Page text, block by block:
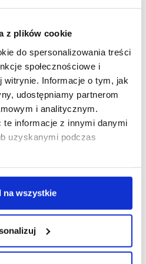
z plików cookie
do spersonalizowania treści
społecznościowe i
witrynie. Informacje o tym, jak
udostępniamy partnerom
i analitycznym.
te informacje z innymi danymi
uzyskanymi podczas
na wszystkie
warto się upewnić. ;)
nie pasuje, to czy mogę ją
maty na
"kolor + wzór" dla
Co zrobić?